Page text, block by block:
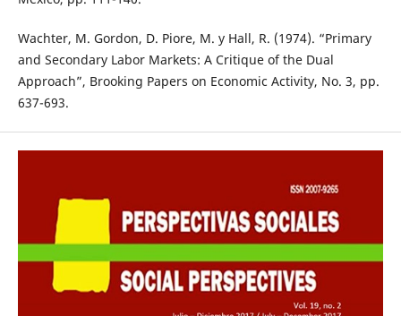
Wachter, M. Gordon, D. Piore, M. y Hall, R. (1974). “Primary
and Secondary Labor Markets: A Critique of the Dual
Approach”, Brooking Papers on Economic Activity, No. 3, pp.
637-693.